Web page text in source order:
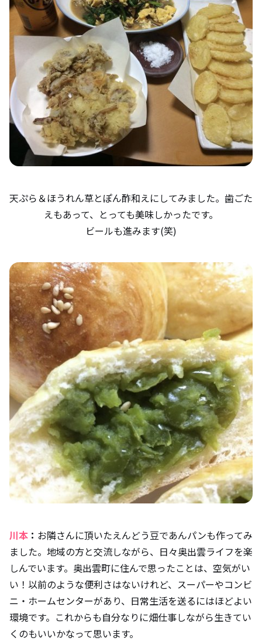
天ぷら＆ほうれん草とぽん酢和えにしてみました。歯ごた
えもあって、とっても美味しかったです。
ビールも進みます(笑)
川本 ： お隣さんに頂いたえんどう豆であんパンも作ってみ
ました。地域の方と交流しながら、日々奥出雲ライフを楽
しんでいます。奥出雲町に住んで思ったことは、空気がい
い！以前のような便利さはないけれど、スーパーやコンビ
ニ・ホームセンターがあり、日常生活を送るにはほどよい
環境です。これからも自分なりに畑仕事しながら生きてい
くのもいいかなって思います。